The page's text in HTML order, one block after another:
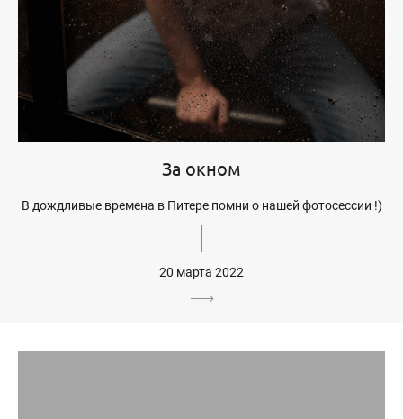
За окном
В дождливые времена в Питере помни о нашей фотосессии !)
20 марта 2022